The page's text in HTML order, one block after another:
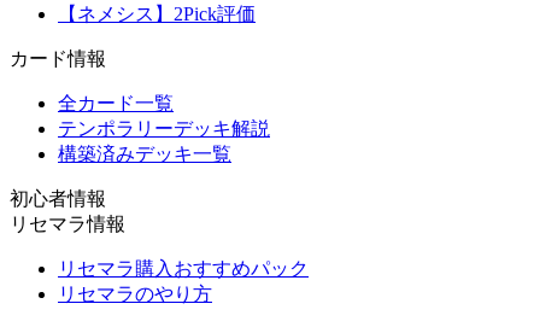
【ネメシス】2Pick評価
カード情報
全カード一覧
テンポラリーデッキ解説
構築済みデッキ一覧
初心者情報
リセマラ情報
リセマラ購入おすすめパック
リセマラのやり方